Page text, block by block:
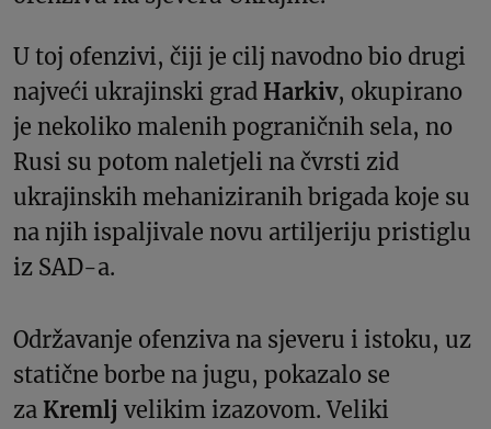
U toj ofenzivi, čiji je cilj navodno bio drugi
najveći ukrajinski grad Harkiv, okupirano
je nekoliko malenih pograničnih sela, no
Rusi su potom naletjeli na čvrsti zid
ukrajinskih mehaniziranih brigada koje su
na njih ispaljivale novu artiljeriju pristiglu
iz SAD-a.
Održavanje ofenziva na sjeveru i istoku, uz
statične borbe na jugu, pokazalo se
za Kremlj velikim izazovom. Veliki